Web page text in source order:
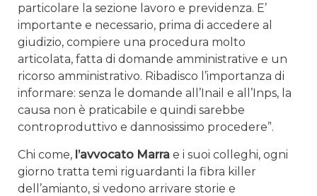
particolare la sezione lavoro e previdenza. E’
importante e necessario, prima di accedere al
giudizio, compiere una procedura molto
articolata, fatta di domande amministrative e un
ricorso amministrativo. Ribadisco l’importanza di
informare: senza le domande all’Inail e all’Inps, la
causa non è praticabile e quindi sarebbe
controproduttivo e dannosissimo procedere”.
Chi come, l’avvocato Marra e i suoi colleghi, ogni
giorno tratta temi riguardanti la fibra killer
dell’amianto, si vedono arrivare storie e